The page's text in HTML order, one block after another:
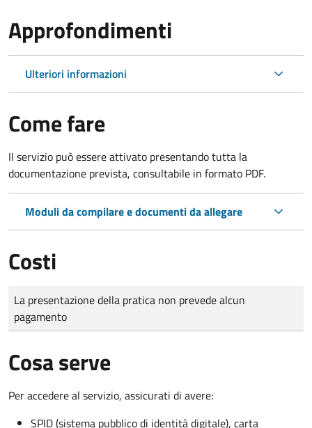
Approfondimenti
Ulteriori informazioni
Come fare
Il servizio può essere attivato presentando tutta la
documentazione prevista, consultabile in formato PDF.
Moduli da compilare e documenti da allegare
Costi
Tipo di pagamento
Importo
La presentazione della pratica non prevede alcun
pagamento
Cosa serve
Per accedere al servizio, assicurati di avere:
SPID (sistema pubblico di identità digitale), carta